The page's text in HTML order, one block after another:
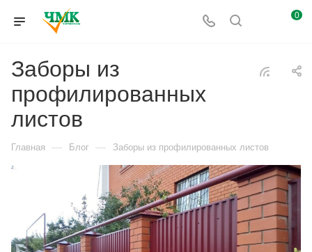
0
Заборы из
профилированных
листов
Главная — Блог — Заборы из профилированных листов